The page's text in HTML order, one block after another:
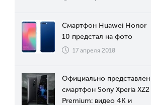
Смартфон Huawei Honor
10 предстал на фото
17 апреля 2018
Официально представлен
смартфон Sony Xperia XZ2
Premium: видео 4К и